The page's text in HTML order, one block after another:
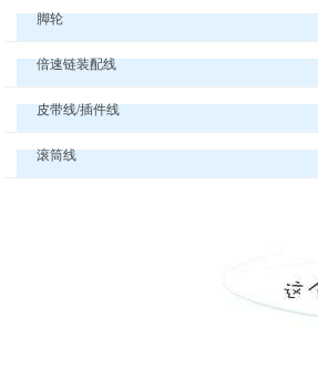
脚轮
倍速链装配线
皮带线/插件线
滚筒线